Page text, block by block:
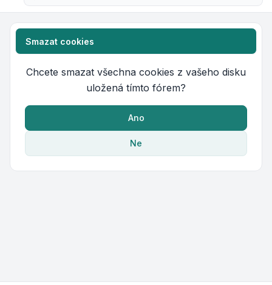
Smazat cookies
Chcete smazat všechna cookies z vašeho disku
uložená tímto fórem?
Ano
Ne